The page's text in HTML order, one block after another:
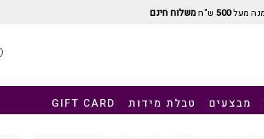
500 ש"חמשלוח חינם
מבצעים טבלת מידות GIFT CARD